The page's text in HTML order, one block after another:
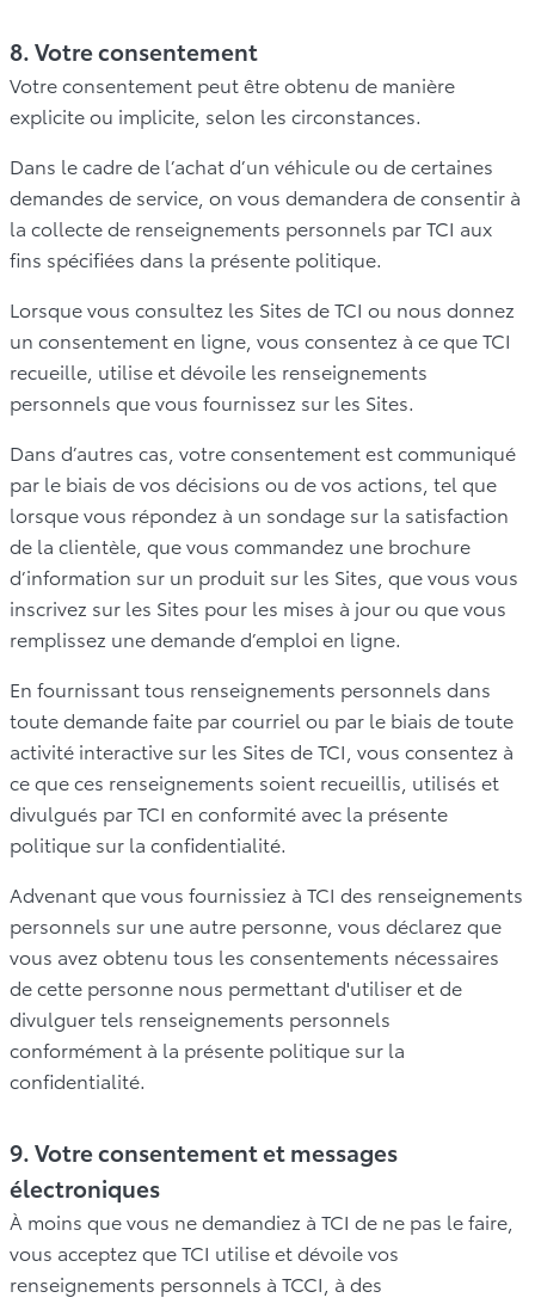
8. Votre consentement
Votre consentement peut être obtenu de manière
explicite ou implicite, selon les circonstances.
Dans le cadre de l’achat d’un véhicule ou de certaines
demandes de service, on vous demandera de consentir à
la collecte de renseignements personnels par TCI aux
fins spécifiées dans la présente politique.
Lorsque vous consultez les Sites de TCI ou nous donnez
un consentement en ligne, vous consentez à ce que TCI
recueille, utilise et dévoile les renseignements
personnels que vous fournissez sur les Sites.
Dans d’autres cas, votre consentement est communiqué
par le biais de vos décisions ou de vos actions, tel que
lorsque vous répondez à un sondage sur la satisfaction
de la clientèle, que vous commandez une brochure
d’information sur un produit sur les Sites, que vous vous
inscrivez sur les Sites pour les mises à jour ou que vous
remplissez une demande d’emploi en ligne.
En fournissant tous renseignements personnels dans
toute demande faite par courriel ou par le biais de toute
activité interactive sur les Sites de TCI, vous consentez à
ce que ces renseignements soient recueillis, utilisés et
divulgués par TCI en conformité avec la présente
politique sur la confidentialité.
Advenant que vous fournissiez à TCI des renseignements
personnels sur une autre personne, vous déclarez que
vous avez obtenu tous les consentements nécessaires
de cette personne nous permettant d'utiliser et de
divulguer tels renseignements personnels
conformément à la présente politique sur la
confidentialité.
9. Votre consentement et messages
électroniques
À moins que vous ne demandiez à TCI de ne pas le faire,
vous acceptez que TCI utilise et dévoile vos
renseignements personnels à TCCI, à des